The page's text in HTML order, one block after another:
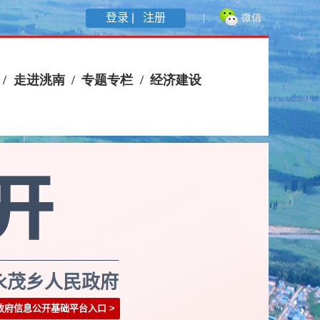
登录 | 注册
茂乡人民政府
府信息公开基础平台入口 >